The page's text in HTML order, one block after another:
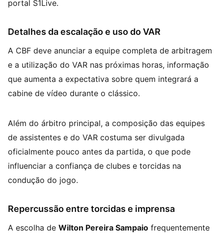
portal S1Live.
Detalhes da escalação e uso do VAR
A CBF deve anunciar a equipe completa de arbitragem
e a utilização do VAR nas próximas horas, informação
que aumenta a expectativa sobre quem integrará a
cabine de vídeo durante o clássico.
Além do árbitro principal, a composição das equipes
de assistentes e do VAR costuma ser divulgada
oficialmente pouco antes da partida, o que pode
influenciar a confiança de clubes e torcidas na
condução do jogo.
Repercussão entre torcidas e imprensa
A escolha de Wilton Pereira Sampaio frequentemente